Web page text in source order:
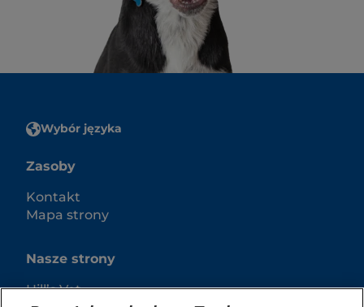
Wybór języka
Zasoby
Kontakt
Mapa strony
Nasze strony
Hill’s Vet